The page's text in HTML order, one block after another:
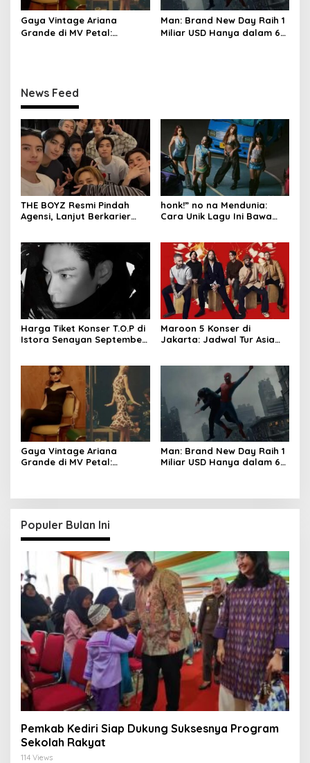
Gaya Vintage Ariana
Grande di MV Petal:
Man: Brand New Day Raih 1
Miliar USD Hanya dalam 6
News Feed
THE BOYZ Resmi Pindah
Agensi, Lanjut Berkarier
honk!” no na Mendunia:
Cara Unik Lagu Ini Bawa
Harga Tiket Konser T.O.P di
Istora Senayan September
Maroon 5 Konser di
Jakarta: Jadwal Tur Asia
Gaya Vintage Ariana
Grande di MV Petal:
Man: Brand New Day Raih 1
Miliar USD Hanya dalam 6
Populer Bulan Ini
Pemkab Kediri Siap Dukung Suksesnya Program
Sekolah Rakyat
114 Views